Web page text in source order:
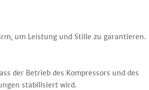
um Leistung und Stille zu garantieren.
der Betrieb des Kompressors und des
stabilisiert wird.